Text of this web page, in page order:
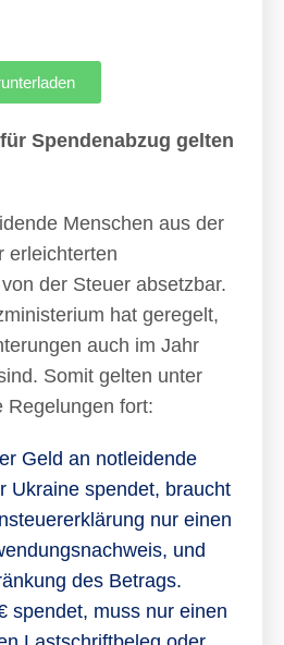
Spendenabzug gelten
Menschen aus der
erleichterten
der Steuer absetzbar.
hat geregelt,
auch im Jahr
Somit gelten unter
Regelungen fort:
Geld an notleidende
Ukraine spendet, braucht
nur einen
und
des Betrags.
spendet, muss nur einen